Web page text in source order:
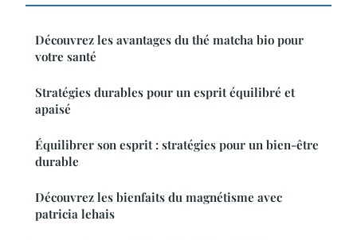
Découvrez les avantages du thé matcha bio pour
votre santé
Stratégies durables pour un esprit équilibré et
apaisé
Équilibrer son esprit : stratégies pour un bien-être
durable
Découvrez les bienfaits du magnétisme avec
patricia lehais